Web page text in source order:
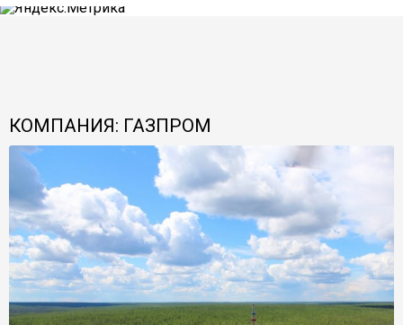
КОМПАНИЯ: ГАЗПРОМ